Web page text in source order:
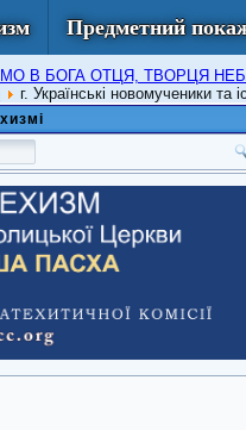
Предметний
В БОГА ОТЦЯ, ТВОРЦЯ
г. Українські новомученики та